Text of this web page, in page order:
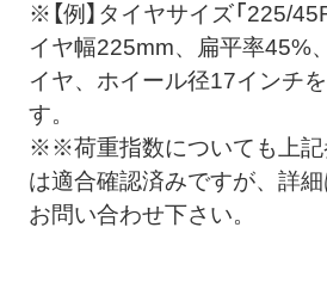
※【例】タイヤサイズ「225/
イヤ幅225mm、扁平率45%
イヤ、ホイール径17インチ
す。
※※荷重指数についても上記
は適合確認済みですが、詳
お問い合わせ下さい。